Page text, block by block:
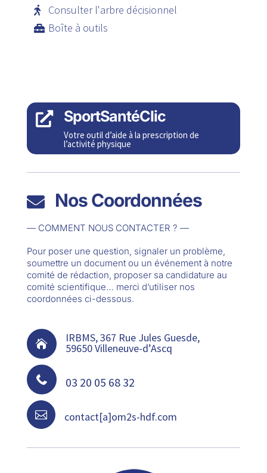
Consulter l'arbre décisionnel
Boîte à outils
 SportSantéClic
Votre outil d’aide à la prescription de
l’activité physique
 Nos Coordonnées
— COMMENT NOUS CONTACTER ? —
Pour poser une question, signaler un problème,
soumettre un document ou un événement à notre
comité de rédaction, proposer sa candidature au
comité scientifique… merci d’utiliser nos
coordonnées ci-dessous.
 IRBMS, 367 Rue Jules Guesde,
59650 Villeneuve-d’Ascq
 03 20 05 68 32
 contact[a]om2s-hdf.com